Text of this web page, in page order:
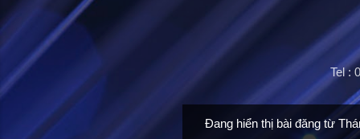
Tel :
Đang hiển thị bài đăng từ